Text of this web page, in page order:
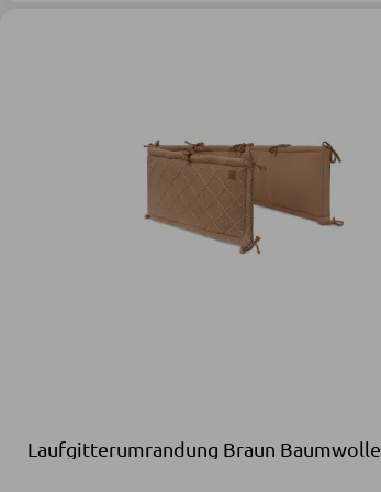
Laufgitterumrandung Braun Baumwolle